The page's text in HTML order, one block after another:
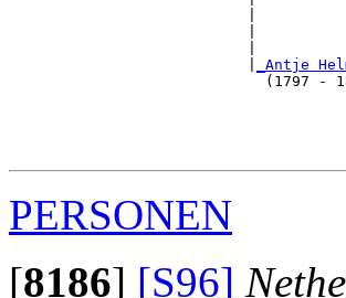
_Antje
(1797 -
PERSONEN
[8186] [S96]